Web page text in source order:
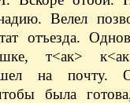
Велел
отъезда.
т<ак>
на почту.
была